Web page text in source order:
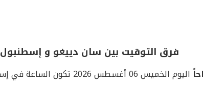
فرق التوقيت بين سان دييغو و إسطنبول
اليوم الخميس 06 أغسطس 2026 تكون الساعة في إسطنبول